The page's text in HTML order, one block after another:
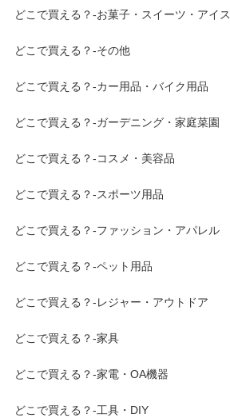
どこで買える？-お菓子・スイーツ・アイス
どこで買える？-その他
どこで買える？-カー用品・バイク用品
どこで買える？-ガーデニング・家庭菜園
どこで買える？-コスメ・美容品
どこで買える？-スポーツ用品
どこで買える？-ファッション・アパレル
どこで買える？-ペット用品
どこで買える？-レジャー・アウトドア
どこで買える？-家具
どこで買える？-家電・OA機器
どこで買える？-工具・DIY